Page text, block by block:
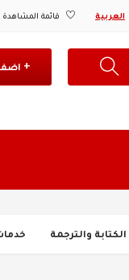
العربية قائمة المشاهدة
+ اضف
الكتابة والترجمة